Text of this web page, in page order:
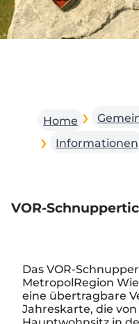
Home
Informationen
VOR-
Das VOR-
MetropolRegion
eine übertragbare
Jahreskarte, die